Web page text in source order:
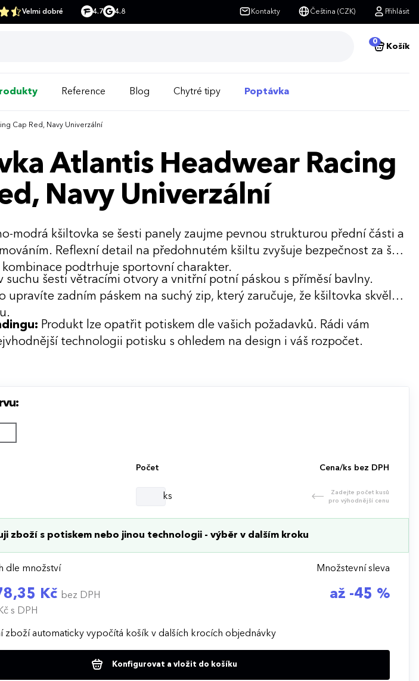
Velmi dobré 4.7 4.8 Kontakty Čeština (CZK) Přihlásit
0
Košík
Reference Blog Chytré tipy Poptávka
Cap Red, Navy Univerzální
Atlantis Headwear Racing
Navy Univerzální
modrá kšiltovka se šesti panely zaujme pevnou strukturou přední části a
Reflexní detail na předohnutém kšiltu zvyšuje bezpečnost za šera
kombinace podtrhuje sportovní charakter.
suchu šesti větracími otvory a vnitřní potní páskou s příměsí bavlny.
upravíte zadním páskem na suchý zip, který zaručuje, že kšiltovka skvěle
Produkt lze opatřit potiskem dle vašich požadavků. Rádi vám
technologii potisku s ohledem na design i váš rozpočet.
Počet Cena/ks bez DPH
ks
Zadejte počet kusů
pro výhodnější cenu
zboží s potiskem nebo jinou technologii - výběr v dalším kroku
dle množství
Kč bez DPH
s DPH
Množstevní sleva
až -45 %
zboží automaticky vypočítá košík v dalších krocích objednávky
Konfigurovat a vložit do košíku